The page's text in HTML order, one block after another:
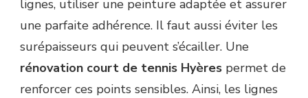
lignes, utiliser une peinture adaptée et assurer
une parfaite adhérence. Il faut aussi éviter les
surépaisseurs qui peuvent s’écailler. Une
rénovation court de tennis Hyères permet de
renforcer ces points sensibles. Ainsi, les lignes